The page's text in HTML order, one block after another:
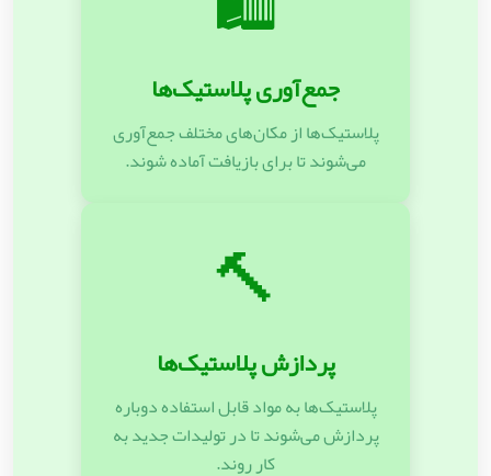
جمع‌آوری پلاستیک‌ها
پلاستیک‌ها از مکان‌های مختلف جمع‌آوری
می‌شوند تا برای بازیافت آماده شوند.
🔨
پردازش پلاستیک‌ها
پلاستیک‌ها به مواد قابل استفاده دوباره
پردازش می‌شوند تا در تولیدات جدید به
کار روند.